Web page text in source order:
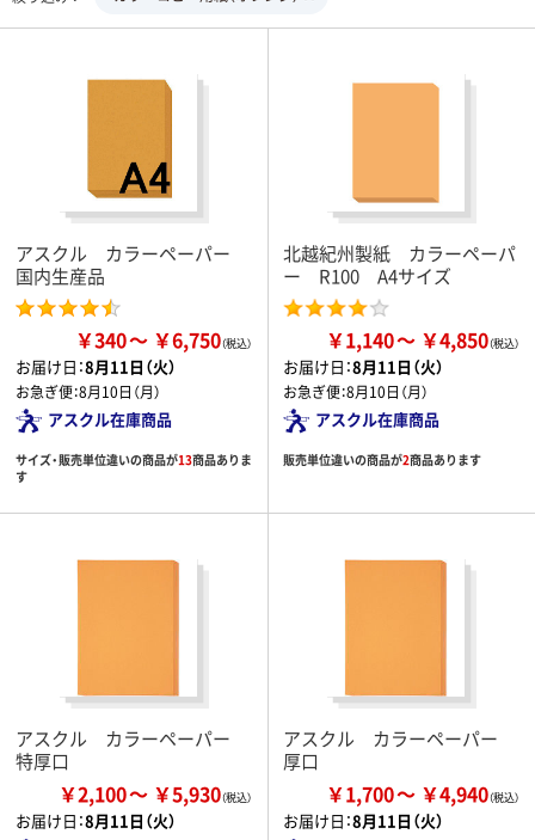
アスクル カラーペーパー
国内生産品
￥340 ￥6,750
お届け日：8月11日（火）
お急ぎ便：8月10日（月）
アスクル在庫商品
サイズ・販売単位違いの商品が13商品ありま
す
北越紀州製紙 カラーペーパ
ー R100 A4サイズ
￥1,140 ￥4,850
お届け日：8月11日（火）
お急ぎ便：8月10日（月）
アスクル在庫商品
販売単位違いの商品が2商品あります
アスクル カラーペーパー
特厚口
￥2,100 ￥5,930
お届け日：8月11日（火）
アスクル カラーペーパー
厚口
￥1,700 ￥4,940
お届け日：8月11日（火）